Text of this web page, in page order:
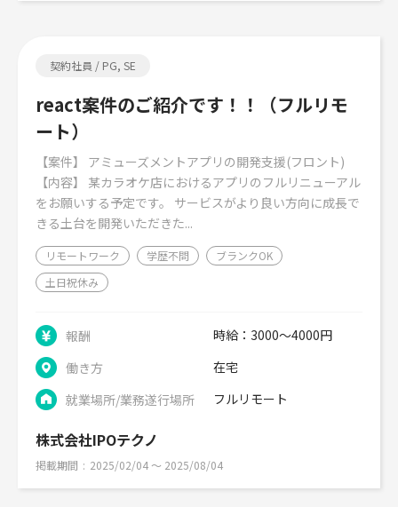
契約社員 / PG, SE
react案件のご紹介です！！（フルリモ
ート）
【案件】 アミューズメントアプリの開発支援(フロント)
【内容】 某カラオケ店におけるアプリのフルリニューアル
をお願いする予定です。 サービスがより良い方向に成長で
きる土台を開発いただきた...
リモートワーク 学歴不問
ブランクOK
土日祝休み
報酬
時給：3000～4000円
働き方
在宅
就業場所/業務遂行場所
フルリモート
株式会社IPOテクノ
掲載期間 2025/02/04 〜 2025/08/04